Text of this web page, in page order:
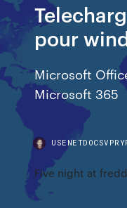
pour
Microsoft
Microsoft 365
Five night at